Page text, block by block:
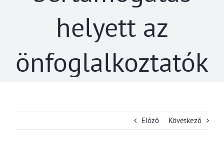
helyett az
önfoglalkoztatók
Előző Következő